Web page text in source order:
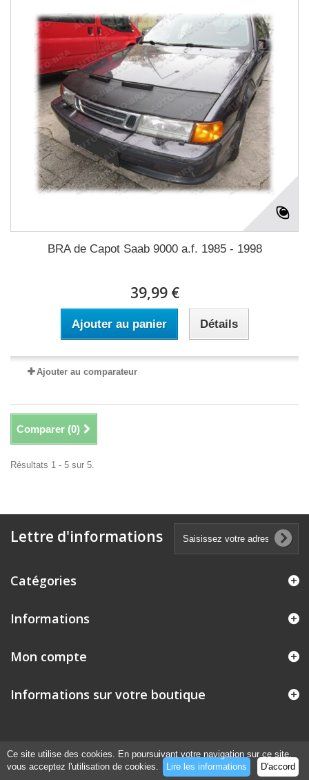
Ce site utilise des cookies. En poursuivant votre navigation sur ce site,
vous acceptez l'utilisation de cookies.
D'accord
Lire les informations
BRA de Capot Saab 9000 a.f. 1985 - 1998
39,99 €
Ajouter au panier Détails
Ajouter au comparateur
Comparer (0)
Résultats 1 - 5 sur 5.
Lettre d'informations
Catégories
Informations
Mon compte
Informations sur votre boutique